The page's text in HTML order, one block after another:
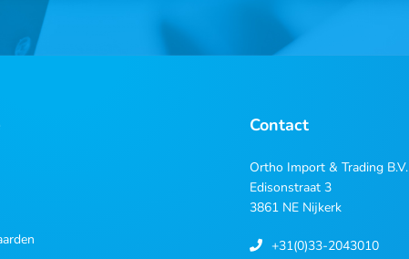
Contact
Ortho Import & Trading B.V.
Edisonstraat 3
3861 NE Nijkerk
+31(0)33-2043010